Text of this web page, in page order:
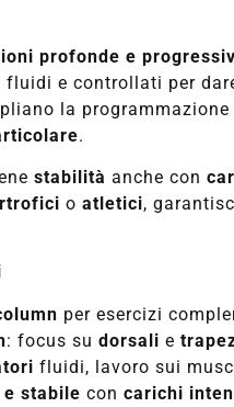
profonde e
fluidi e controllati per
la
.
stabilità anche con
oatletici,
per esercizi
: focus sudorsali e
fluidi, lavoro sui
stabile concarichi